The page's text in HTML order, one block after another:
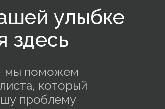
мы поможем
который
проблему
улыбке
здесь